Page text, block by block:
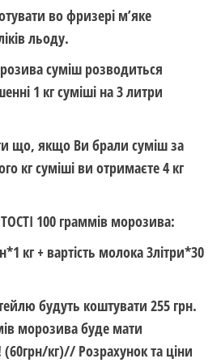
во фризері м’яке
льоду.
суміш розводиться
1 кг суміші на 3 литри
що, якщо Ви брали суміш за
кг суміші ви отримаєте 4 кг
100 граммів морозива:
кг + вартість молока 3літри*30
будуть коштувати 255 грн.
морозива буде мати
(60грн/кг)// Розрахунок та ціни